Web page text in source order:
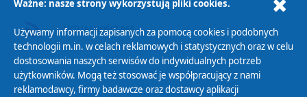
AKTUALNOŚCI RSS
Ważne: nasze strony wykorzystują pliki cookies.
Używamy informacji zapisanych za pomocą cookies i podobnych
technologii m.in. w celach reklamowych i statystycznych oraz w celu
dostosowania naszych serwisów do indywidualnych potrzeb
użytkowników. Mogą też stosować je współpracujący z nami
reklamodawcy, firmy badawcze oraz dostawcy aplikacji